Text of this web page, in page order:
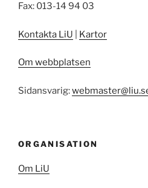
Fax: 013-14 94 03
Kontakta LiU Kartor
Om webbplatsen
Sidansvarig:
ORGANISATION
Om LiU